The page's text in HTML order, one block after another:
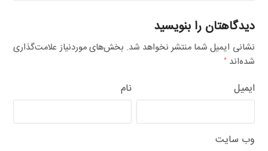
دیدگاهتان را بنویسید
نشانی ایمیل شما منتشر نخواهد شد. بخش‌های موردنیاز علامت‌گذاری
شده‌اند*
نام ایمیل
وب‌ سایت